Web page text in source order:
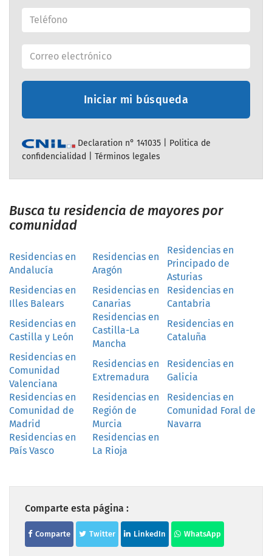
Iniciar mi búsqueda
Declaration n° 141035 | Politica de
confidencialidad
Términos legales
Busca tu residencia de mayores por
comunidad
Residencias en
Andalucía
Residencias en
Aragón
Residencias en
Principado de
Asturias
Residencias en
Illes Balears
Residencias en
Canarias
Residencias en
Cantabria
Residencias en
Castilla y León
Residencias en
Castilla-La
Mancha
Residencias en
Cataluña
Residencias en
Comunidad
Valenciana
Residencias en
Extremadura
Residencias en
Galicia
Residencias en
Comunidad de
Madrid
Residencias en
Región de
Murcia
Residencias en
Comunidad Foral de
Navarra
Residencias en
País Vasco
Residencias en
La Rioja
Comparte esta página :
Comparte Twitter LinkedIn WhatsApp